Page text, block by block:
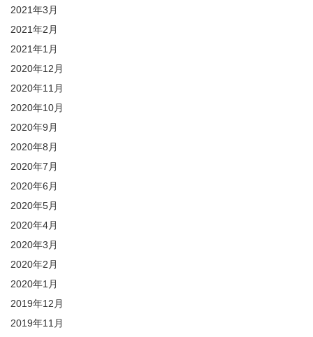
2021年3月
2021年2月
2021年1月
2020年12月
2020年11月
2020年10月
2020年9月
2020年8月
2020年7月
2020年6月
2020年5月
2020年4月
2020年3月
2020年2月
2020年1月
2019年12月
2019年11月